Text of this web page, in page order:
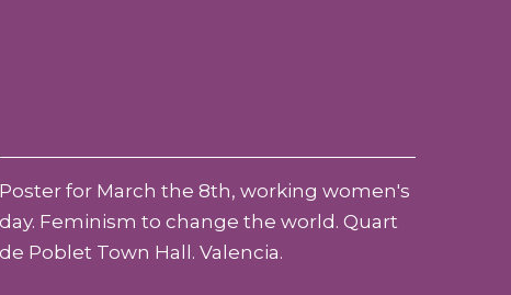
Poster for March the 8th, working women's
day. Feminism to change the world. Quart
de Poblet Town Hall. Valencia.